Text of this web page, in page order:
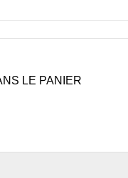
LE PANIER